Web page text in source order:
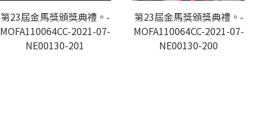
第23屆金馬獎頒獎典禮。-
MOFA110064CC-2021-07-
NE00130-201
第23屆金馬獎頒獎典禮。-
MOFA110064CC-2021-07-
NE00130-200